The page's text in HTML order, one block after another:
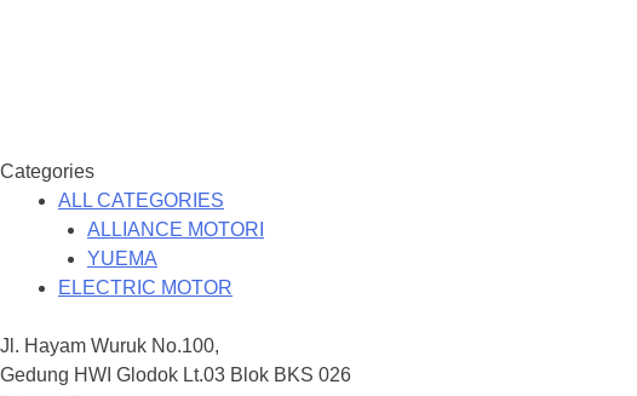
Categories
ALL CATEGORIES
ALLIANCE MOTORI
YUEMA
ELECTRIC MOTOR
Jl. Hayam Wuruk No.100,
Gedung HWI Glodok Lt.03 Blok BKS 026